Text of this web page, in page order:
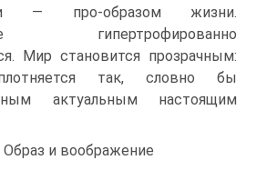
— про-образом жизни.
гипертро­фированно
Мир становится прозрачным:
так, словно бы
актуальным настоящим
Образ и воображение